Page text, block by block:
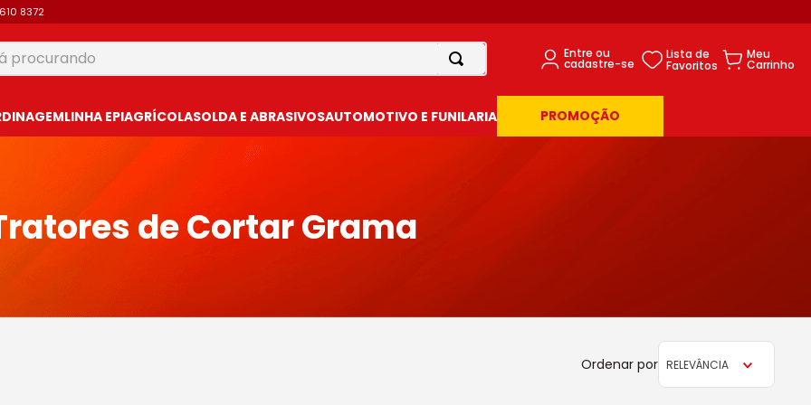
8372
LINHA EPIAGRÍCOLASOLDA E ABRASIVOSAUTOMOTIVO E FUNILARIA PROMOÇÃO
de Cortar Grama
RELEVÂNCIA